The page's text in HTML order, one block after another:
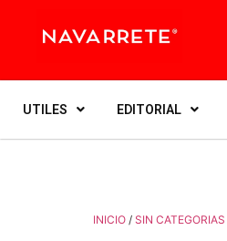
UTILES EDITORIAL
INICIO / SIN CATEGORIAS